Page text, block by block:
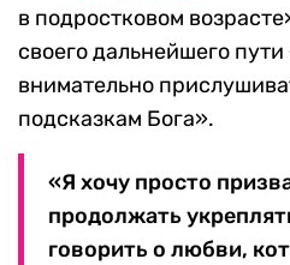
в подростковом
своего дальнейшего
внимательно
подсказкам Бога».
«Я хочу просто
продолжать
говорить о любви,